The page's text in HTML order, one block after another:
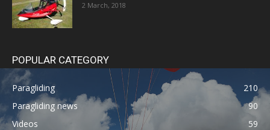
2 March, 2018
POPULAR CATEGORY
Paragliding
210
Paragliding news
90
Videos
59